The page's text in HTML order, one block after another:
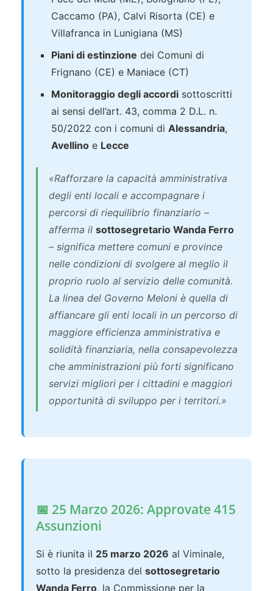
Caccamo (PA), Calvi Risorta (CE) e
Villafranca in Lunigiana (MS)
Piani di estinzione dei Comuni di
Frignano (CE) e Maniace (CT)
Monitoraggio degli accordi sottoscritti
ai sensi dell’art. 43, comma 2 D.L. n.
50/2022 con i comuni di Alessandria,
Avellino e Lecce
«Rafforzare la capacità amministrativa
degli enti locali e accompagnare i
percorsi di riequilibrio finanziario –
afferma il sottosegretario Wanda Ferro
– significa mettere comuni e province
nelle condizioni di svolgere al meglio il
proprio ruolo al servizio delle comunità.
La linea del Governo Meloni è quella di
affiancare gli enti locali in un percorso di
maggiore efficienza amministrativa e
solidità finanziaria, nella consapevolezza
che amministrazioni più forti significano
servizi migliori per i cittadini e maggiori
opportunità di sviluppo per i territori.»
📅 25 Marzo 2026: Approvate 415
Assunzioni
Si è riunita il 25 marzo 2026 al Viminale,
sotto la presidenza del sottosegretario
Wanda Ferro, la Commissione per la